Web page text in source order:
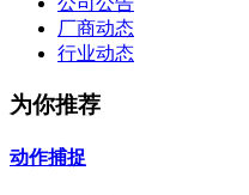
厂商动态
行业动态
为你推荐
动作捕捉